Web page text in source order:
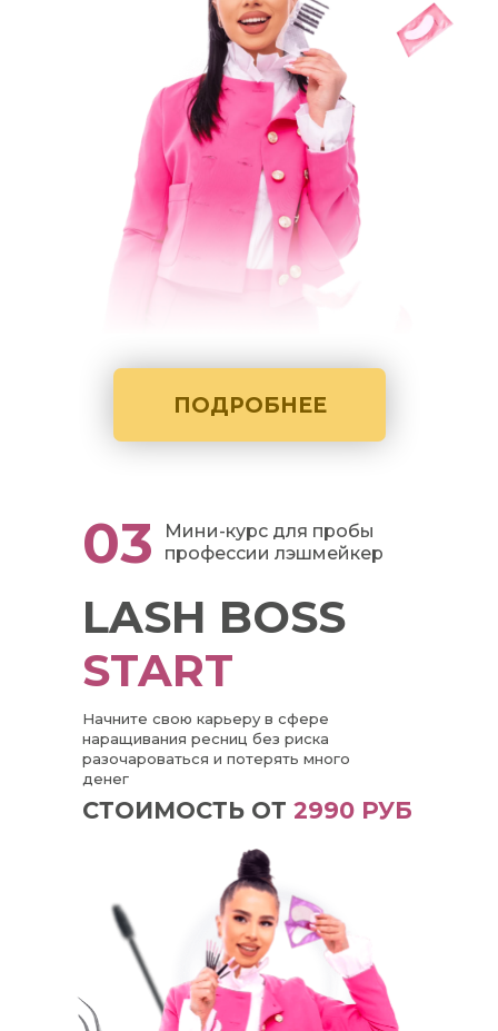
ПОДРОБНЕЕ
LASH BOSS
START
Мини-курс для пробы
профессии лэшмейкер
СТОИМОСТЬ ОТ 2990 РУБ
03
Начните свою карьеру в сфере
наращивания ресниц без риска
разочароваться и потерять много
денег